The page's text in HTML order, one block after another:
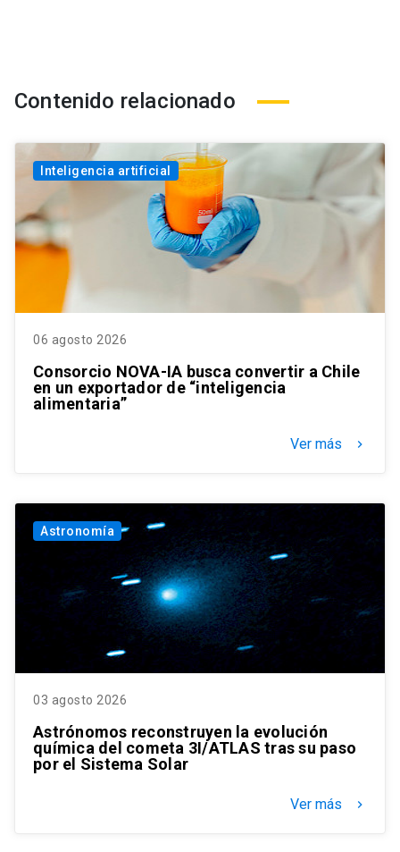
Contenido relacionado
Inteligencia artificial
06 agosto 2026
Consorcio NOVA-IA busca convertir a Chile
en un exportador de “inteligencia
alimentaria”
Ver más keyboard_arrow_right
Astronomía
03 agosto 2026
Astrónomos reconstruyen la evolución
química del cometa 3I/ATLAS tras su paso
por el Sistema Solar
Ver más keyboard_arrow_right